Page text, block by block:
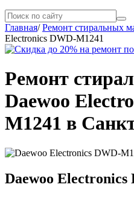
Главная/Ремонт стиральных
Electronics DWD-M1241
Ремонт
Daewoo
M1241 в
Daewoo Electronics